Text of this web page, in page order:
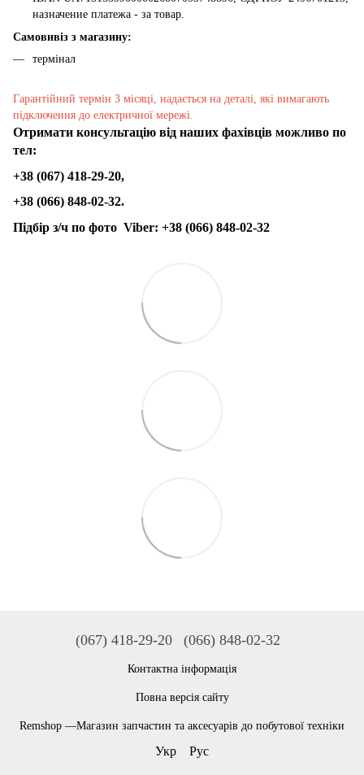
назначение платежа - за товар.
Самовивіз з магазину:
термінал
Гарантійний термін 3 місяці, надається на деталі, які вимагають
підключення до електричної мережі.
Отримати консультацію від наших фахівців можливо по
тел:
+38 (067) 418-29-20,
+38 (066) 848-02-32.
Підбір з/ч по фото Viber: +38 (066) 848-02-32
(067) 418-29-20 (066) 848-02-32
Контактна інформація
Повна версія сайту
Remshop —Магазин запчастин та аксесуарів до побутової техніки
Укр Рус